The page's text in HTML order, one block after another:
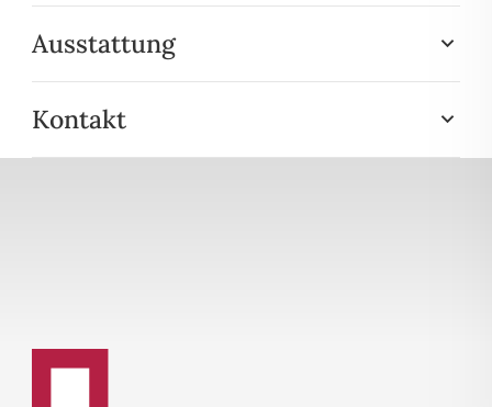
Ausstattung
Kontakt